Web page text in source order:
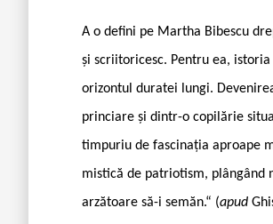
A o defini pe Martha Bibescu
și scriitoricesc. Pentru ea,
orizontul duratei lungi.
princiare și dintr-o copilărie
timpuriu de fascinația aproape
mistică de patriotism, plângând
arzătoare să-i semăn.“ (apud